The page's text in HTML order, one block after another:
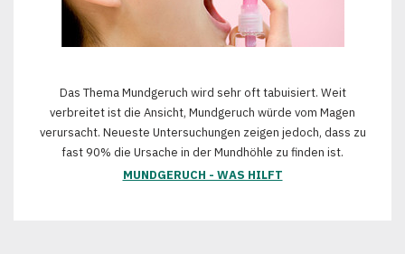
Das Thema Mundgeruch wird sehr oft tabuisiert. Weit
verbreitet ist die Ansicht, Mundgeruch würde vom Magen
verursacht. Neueste Untersuchungen zeigen jedoch, dass zu
fast 90% die Ursache in der Mundhöhle zu finden ist.
MUNDGERUCH - WAS HILFT